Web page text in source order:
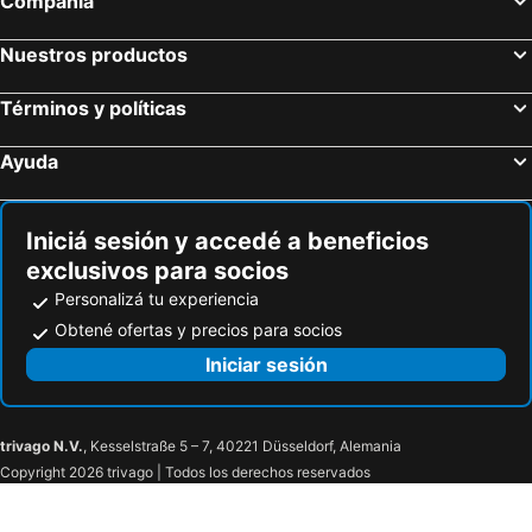
Kriftel, bed and breakfasts
Nuestros productos
Términos y políticas
Ayuda
Iniciá sesión y accedé a beneficios
exclusivos para socios
Personalizá tu experiencia
Obtené ofertas y precios para socios
Iniciar sesión
trivago N.V., Kesselstraße 5 – 7, 40221 Düsseldorf, Alemania
Copyright 2026 trivago | Todos los derechos reservados